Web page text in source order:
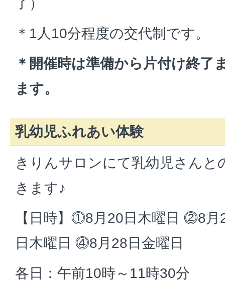
了）
＊1人10分程度の交代制です。
＊開催時は準備から片付け終了
ます。
乳幼児ふれあい体験
きりんサロンにて乳幼児さんと
きます♪
【日時】⓵8月20日木曜日 ⓶8
日木曜日 ⓸8月28日金曜日
各日：午前10時～11時30分